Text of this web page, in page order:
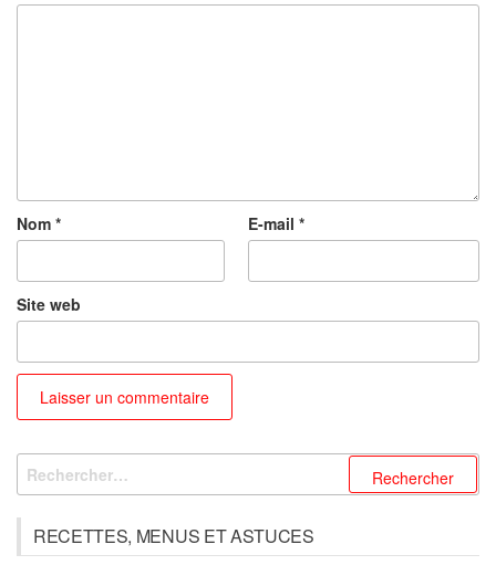
Nom * E-mail *
Site web
Rechercher :
RECETTES, MENUS ET ASTUCES